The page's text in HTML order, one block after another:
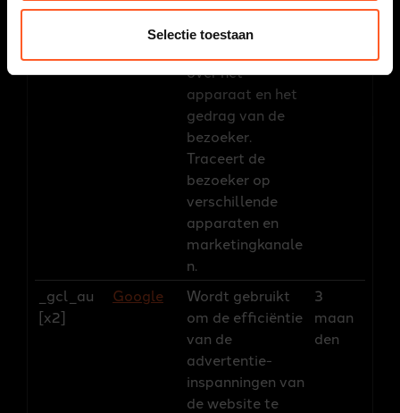
Selectie toestaan
[x2]
gegevens naar
Google Analytics
over het
apparaat en het
gedrag van de
bezoeker.
Traceert de
bezoeker op
verschillende
apparaten en
marketingkanale
n.
_gcl_au
[x2]
Google
Wordt gebruikt
om de efficiëntie
van de
advertentie-
inspanningen van
de website te
3
maan
den